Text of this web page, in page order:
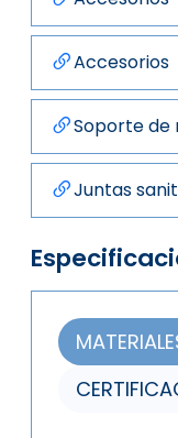
Accesorios
Soporte de
Juntas